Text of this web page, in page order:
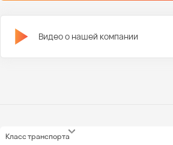
Видео о нашей компании
Класс транспорта